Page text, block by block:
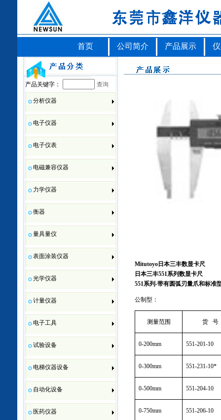
首页 公司简介 产品展示
产品关键字： 查询
分析仪器
电子仪器
电子仪表
电磁兼容仪器
力学仪器
衡器
量具量仪
表面涂装仪器
光学仪器
计量仪器
电子工具
试验设备
电梯仪器设备
自动化设备
医药仪器
Mitutoyo 日本三丰数显卡尺
日本三丰551系列数显卡尺
551系列-带有圆弧刃量爪和标准
公制型：
测量范围 货 号
0-200mm 551-201-10
0-300mm 551-231-10*
0-500mm 551-204-10
0-750mm 551-206-10